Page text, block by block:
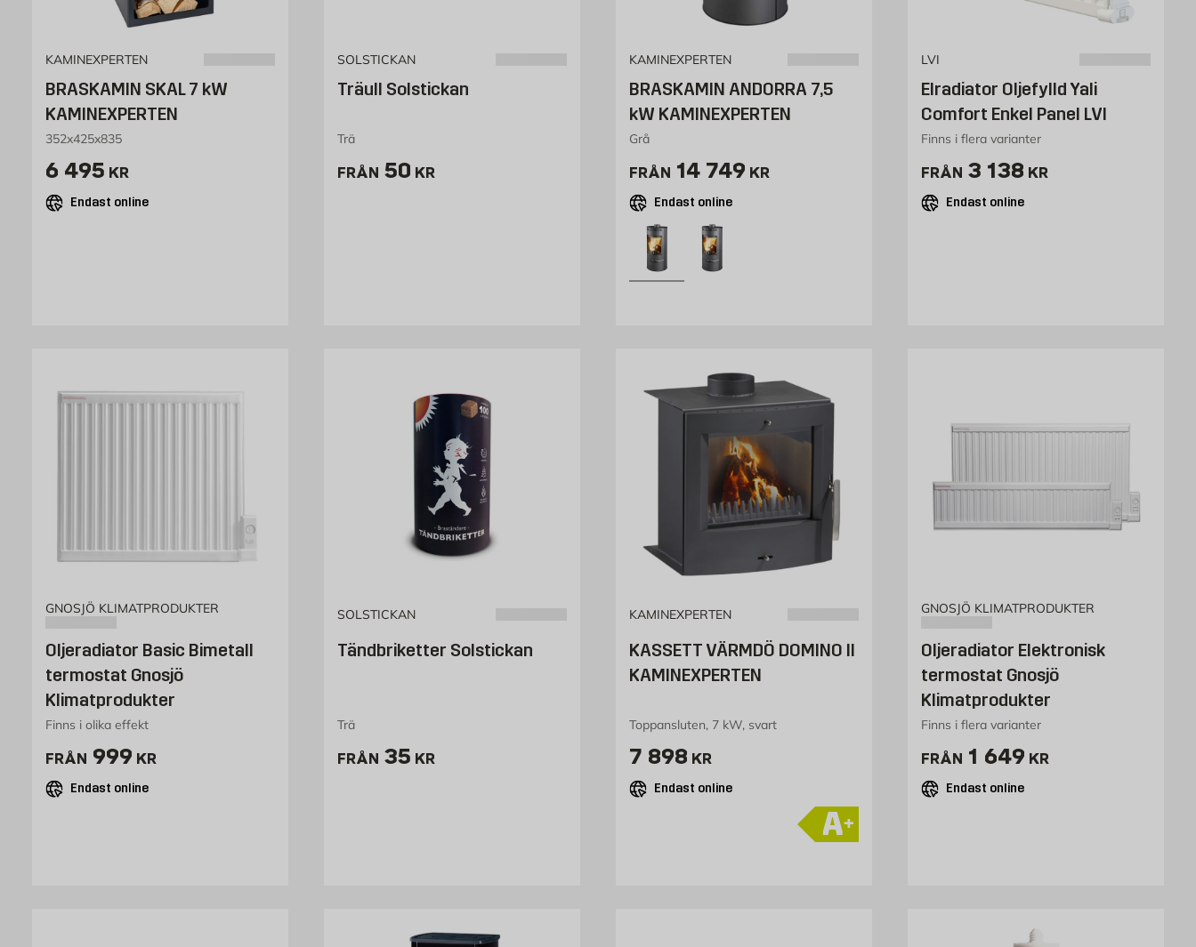
KAMINEXPERTEN
BRASKAMIN SKAL 7 kW
KAMINEXPERTEN
352x425x835
Pris 6495 kr
6 495 KR
Endast online
SOLSTICKAN
Träull Solstickan
Trä
FRÅN Pris 50 kr
50 KR
KAMINEXPERTEN
BRASKAMIN ANDORRA 7,5
kW KAMINEXPERTEN
Grå
FRÅN Pris 14749 kr
14 749 KR
Endast online
LVI
Elradiator Oljefylld Yali
Comfort Enkel Panel LVI
Finns i flera varianter
FRÅN Pris 3138 kr
3 138 KR
Endast online
GNOSJÖ KLIMATPRODUKTER
Oljeradiator Basic Bimetall
termostat Gnosjö
Klimatprodukter
Finns i olika effekt
FRÅN Pris 999 kr
999 KR
Endast online
SOLSTICKAN
Tändbriketter Solstickan
Trä
FRÅN Pris 35 kr
35 KR
KAMINEXPERTEN
KASSETT VÄRMDÖ DOMINO II
KAMINEXPERTEN
Toppansluten, 7 kW, svart
Pris 7898 kr
7 898 KR
Endast online
A
GNOSJÖ KLIMATPRODUKTER
Oljeradiator Elektronisk
termostat Gnosjö
Klimatprodukter
Finns i flera varianter
FRÅN Pris 1649 kr
1 649 KR
Endast online